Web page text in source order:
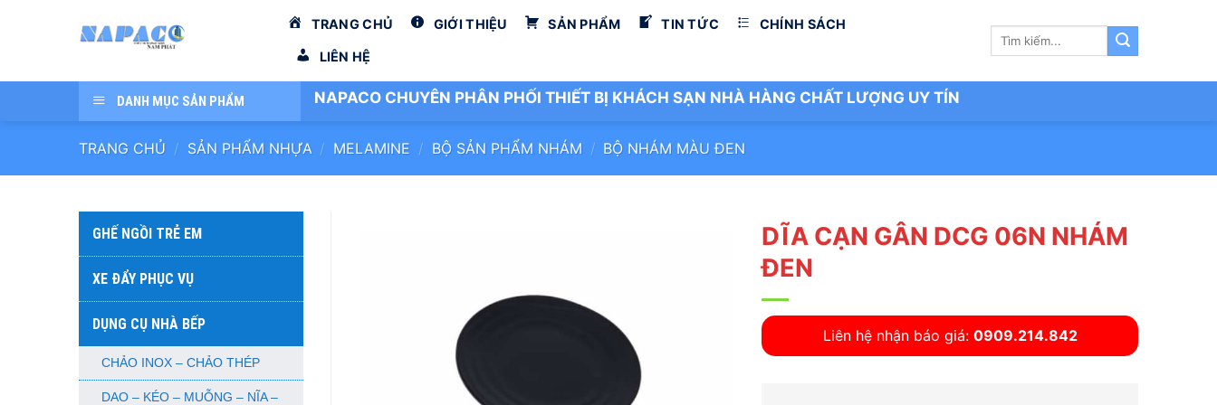
dung
TRANG CHỦ GIỚI THIỆU SẢN PHẨM TIN TỨC CHÍNH SÁCH
LIÊN HỆ
Tìm
DANH MỤC SẢN PHẨM NAPACO CHUYÊN PHÂN PHỐI THIẾT BỊ KHÁCH SẠN NHÀ HÀNG CHẤT LƯỢNG UY TÍN
TRANG CHỦ / SẢN PHẨM NHỰA / MELAMINE / BỘ SẢN PHẨM NHÁM / BỘ NHÁM MÀU ĐEN
GHẾ NGỒI TRẺ EM
XE ĐẨY PHỤC VỤ
DỤNG CỤ NHÀ BẾP
CHẢO INOX – CHẢO THÉP
DAO – KÉO – MUỖNG – NĨA –
DĨA CẠN GÂN DCG 06N NHÁM
ĐEN
Liên hệ nhận báo giá: 0909.214.842